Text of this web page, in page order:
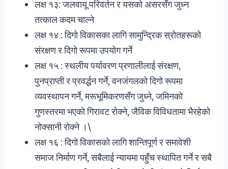
लक्ष १३: जलवायू परिवर्तन र यसको असरसँग जुध्न
तत्काल कदम चाल्ने
लक्ष १४ : दिगो विकासका लागि सामुन्द्रिक स्रोतहरूको
संरक्षण र दिगो रूपमा उपयोग गर्ने
लक्ष १५ : स्थलीय पर्यावरण प्रणालीलाई संरक्षण,
पुनप्राप्ती र प्रवर्द्धन गर्ने, वनजंगलको दिगो रूपमा
व्यवस्थापन गर्ने, मरूभूमिकरणसँग जुध्ने, जमिनको
गुणस्तरमा भएको गिरावट रोक्ने, जैविक विविधतामा भैरहेको
नोक्सानी रोक्ने ।\
लक्ष १६ : दिगो विकासको लागि शान्तिपूर्ण र समावेशी
समाज निर्माण गर्ने, सबैलाई न्यायमा पहुँच स्थापित गर्ने र सबै